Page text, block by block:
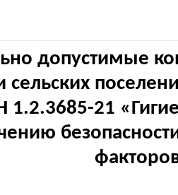
допустимые
сельских
1.2.3685-21